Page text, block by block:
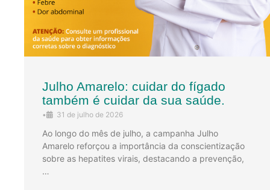
Julho Amarelo: cuidar do fígado
também é cuidar da sua saúde.
• 31 de julho de 2026
Ao longo do mês de julho, a campanha Julho
Amarelo reforçou a importância da conscientização
sobre as hepatites virais, destacando a prevenção,
…